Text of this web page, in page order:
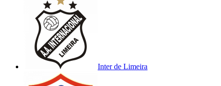
Inter de Limeira